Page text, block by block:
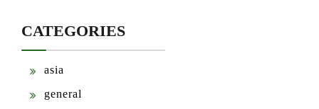
CATEGORIES
asia
general